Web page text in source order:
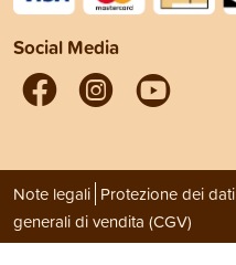
Social Media
Note legali Protezione dei dati
generali di vendita (CGV)